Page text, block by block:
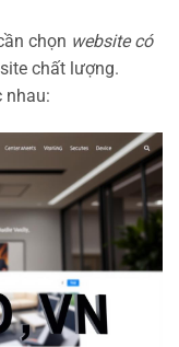
chọn website có
chất lượng.
nhau: